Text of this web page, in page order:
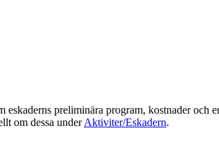
preliminära program, kostnader och
om dessa underAktiviter/Eskadern.